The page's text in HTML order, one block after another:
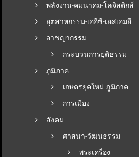
พลังงาน-คมนาคม-โลจิสติกส์
อุตสาหกรรม-เออีซี-เอสเอมอี
อาชญากรรม
กระบวนการยุติธรรม
ภูมิภาค
เกษตรยุคใหม่-ภูมิภาค
การเมือง
สังคม
ศาสนา-วัฒนธรรม
พระเครื่อง